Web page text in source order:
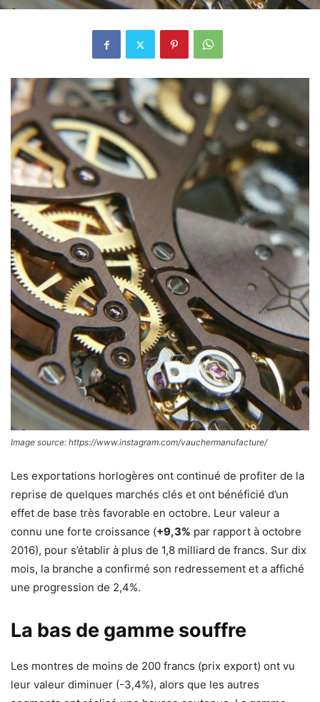
Image source: https://www.instagram.com/vauchermanufacture/
Les exportations horlogères ont continué de profiter de la
reprise de quelques marchés clés et ont bénéficié d’un
effet de base très favorable en octobre. Leur valeur a
connu une forte croissance (+9,3% par rapport à octobre
2016), pour s’établir à plus de 1,8 milliard de francs. Sur dix
mois, la branche a confirmé son redressement et a affiché
une progression de 2,4%.
La bas de gamme souffre
Les montres de moins de 200 francs (prix export) ont vu
leur valeur diminuer (-3,4%), alors que les autres